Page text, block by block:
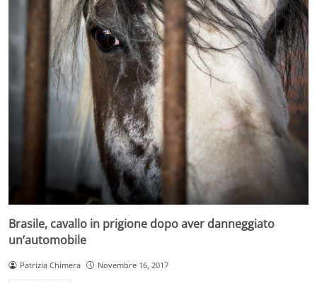
Brasile, cavallo in prigione dopo aver danneggiato
un’automobile
Patrizia Chimera Novembre 16, 2017